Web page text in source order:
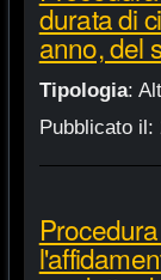
durata di
anno, del
Tipologia:
Pubblicato il: